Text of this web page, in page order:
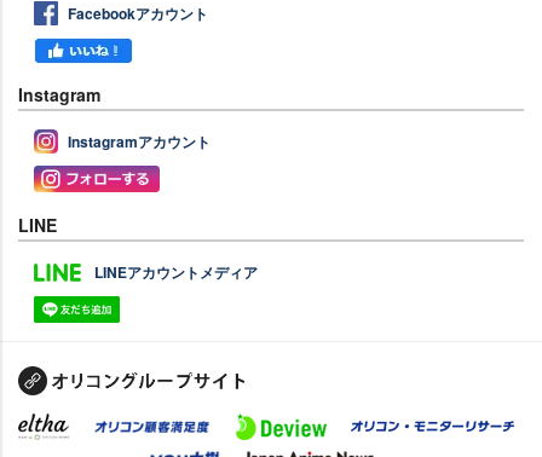
Facebookアカウント
Instagram
Instagramアカウント
LINE
LINEアカウントメディア